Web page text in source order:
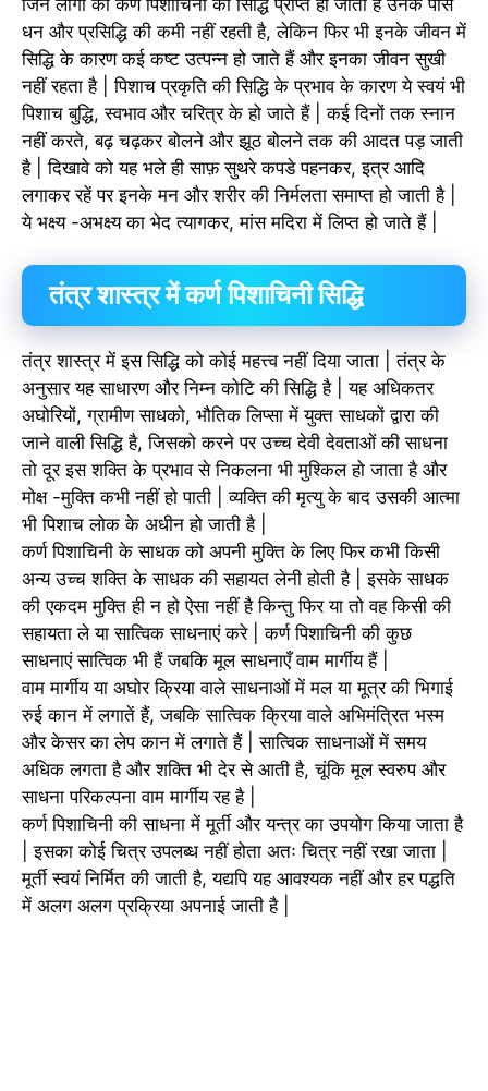
जिन लोगों को कर्ण पिशाचिनी की सिद्धि प्राप्त हो जाती है उनके पास
धन और प्रसिद्धि की कमी नहीं रहती है, लेकिन फिर भी इनके जीवन में
सिद्धि के कारण कई कष्ट उत्पन्न हो जाते हैं और इनका जीवन सुखी
नहीं रहता है | पिशाच प्रकृति की सिद्धि के प्रभाव के कारण ये स्वयं भी
पिशाच बुद्धि, स्वभाव और चरित्र के हो जाते हैं | कई दिनों तक स्नान
नहीं करते, बढ़ चढ़कर बोलने और झूठ बोलने तक की आदत पड़ जाती
है | दिखावे को यह भले ही साफ़ सुथरे कपडे पहनकर, इत्र आदि
लगाकर रहें पर इनके मन और शरीर की निर्मलता समाप्त हो जाती है |
ये भक्ष्य -अभक्ष्य का भेद त्यागकर, मांस मदिरा में लिप्त हो जाते हैं |
तंत्र शास्त्र में कर्ण पिशाचिनी सिद्धि
तंत्र शास्त्र में इस सिद्धि को कोई महत्त्व नहीं दिया जाता | तंत्र के
अनुसार यह साधारण और निम्न कोटि की सिद्धि है | यह अधिकतर
अघोरियों, ग्रामीण साधको, भौतिक लिप्सा में युक्त साधकों द्वारा की
जाने वाली सिद्धि है, जिसको करने पर उच्च देवी देवताओं की साधना
तो दूर इस शक्ति के प्रभाव से निकलना भी मुश्किल हो जाता है और
मोक्ष -मुक्ति कभी नहीं हो पाती | व्यक्ति की मृत्यु के बाद उसकी आत्मा
भी पिशाच लोक के अधीन हो जाती है |
कर्ण पिशाचिनी के साधक को अपनी मुक्ति के लिए फिर कभी किसी
अन्य उच्च शक्ति के साधक की सहायत लेनी होती है | इसके साधक
की एकदम मुक्ति ही न हो ऐसा नहीं है किन्तु फिर या तो वह किसी की
सहायता ले या सात्विक साधनाएं करे | कर्ण पिशाचिनी की कुछ
साधनाएं सात्विक भी हैं जबकि मूल साधनाएँ वाम मार्गीय हैं |
वाम मार्गीय या अघोर क्रिया वाले साधनाओं में मल या मूत्र की भिगाई
रुई कान में लगातें हैं, जबकि सात्विक क्रिया वाले अभिमंत्रित भस्म
और केसर का लेप कान में लगाते हैं | सात्विक साधनाओं में समय
अधिक लगता है और शक्ति भी देर से आती है, चूंकि मूल स्वरुप और
साधना परिकल्पना वाम मार्गीय रह है |
कर्ण पिशाचिनी की साधना में मूर्ती और यन्त्र का उपयोग किया जाता है
| इसका कोई चित्र उपलब्ध नहीं होता अतः चित्र नहीं रखा जाता |
मूर्ती स्वयं निर्मित की जाती है, यद्यपि यह आवश्यक नहीं और हर पद्धति
में अलग अलग प्रक्रिया अपनाई जाती है |